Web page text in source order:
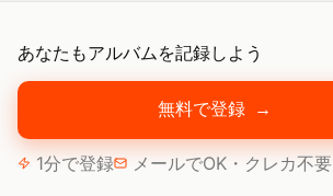
あなたもアルバムを記録しよう
無料で登録 →
1分で登録 メールでOK・クレカ不要